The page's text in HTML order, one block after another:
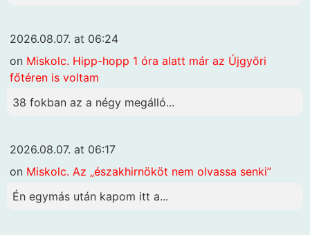
2026.08.07. at 06:24
on Miskolc. Hipp-hopp 1 óra alatt már az Újgyőri
főtéren is voltam
38 fokban az a négy megálló...
2026.08.07. at 06:17
on Miskolc. Az „északhirnököt nem olvassa senki”
Én egymás után kapom itt a...